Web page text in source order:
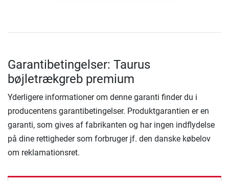
Garantibetingelser: Taurus
bøjletrækgreb premium
Yderligere informationer om denne garanti finder du i
producentens garantibetingelser. Produktgarantien er en
garanti, som gives af fabrikanten og har ingen indflydelse
på dine rettigheder som forbruger jf. den danske købelov
om reklamationsret.